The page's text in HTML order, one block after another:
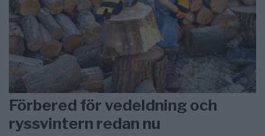
Förbered för vedeldning och
ryssvintern redan nu